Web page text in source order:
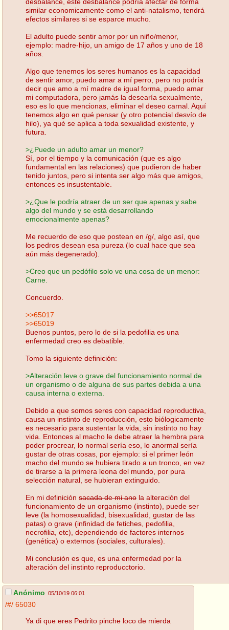
similar economicamente como el anti-natalismo, tendrá
efectos similares si se esparce mucho.
El adulto puede sentir amor por un niño/menor,
ejemplo: madre-hijo, un amigo de 17 años y uno de 18
años.
Algo que tenemos los seres humanos es la capacidad
de sentir amor, puedo amar a mí perro, pero no podría
decir que amo a mí madre de igual forma, puedo amar
mi computadora, pero jamás la desearía sexualmente,
eso es lo que mencionas, eliminar el deseo carnal. Aquí
tenemos algo en qué pensar (y otro potencial desvío de
hilo), ya qué se aplica a toda sexualidad existente, y
futura.
>¿Puede un adulto amar un menor?
Sí, por el tiempo y la comunicación (que es algo
fundamental en las relaciones) que pudieron de haber
tenido juntos, pero si intenta ser algo más que amigos,
entonces es insustentable.
>¿Que le podría atraer de un ser que apenas y sabe
algo del mundo y se está desarrollando
emocionalmente apenas?
Me recuerdo de eso que postean en /g/, algo así, que
los pedros desean esa pureza (lo cual hace que sea
aún más degenerado).
>Creo que un pedófilo solo ve una cosa de un menor:
Carne.
Concuerdo.
>>65017
>>65019
Buenos puntos, pero lo de si la pedofilia es una
enfermedad creo es debatible.
Tomo la siguiente definición:
>Alteración leve o grave del funcionamiento normal de
un organismo o de alguna de sus partes debida a una
causa interna o externa.
Debido a que somos seres con capacidad reproductiva,
causa un instinto de reproducción, esto biólogicamente
es necesario para sustentar la vida, sin instinto no hay
vida. Entonces al macho le debe atraer la hembra para
poder procrear, lo normal sería eso, lo anormal sería
gustar de otras cosas, por ejemplo: si el primer león
macho del mundo se hubiera tirado a un tronco, en vez
de tirarse a la primera leona del mundo, por pura
selección natural, se hubieran extinguido.
En mi definición sacada de mi ano la alteración del
funcionamiento de un organismo (instinto), puede ser
leve (la homosexualidad, bisexualidad, gustar de las
patas) o grave (infinidad de fetiches, pedofilia,
necrofilia, etc), dependiendo de factores internos
(genética) o externos (sociales, culturales).
Mi conclusión es que, es una enfermedad por la
alteración del instinto reproducctorio.
Anónimo 05/10/19 06:01
/#/ 65030
Ya di que eres Pedrito pinche loco de mierda